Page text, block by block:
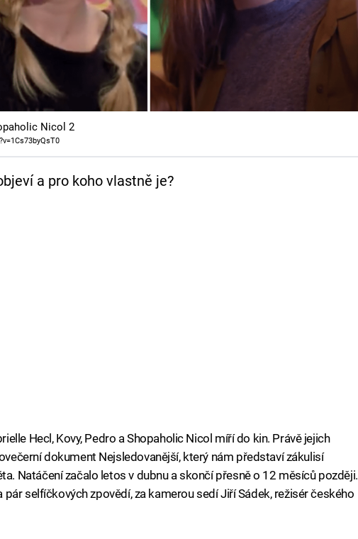
Nicol 2
a pro koho vlastně je?
Hecl, Kovy, Pedro a Shopaholic Nicol míří do kin. Právě jejich
dokument Nejsledovanější, který nám představí zákulisí
Natáčení začalo letos v dubnu a skončí přesně o 12 měsíců později.
pár selfíčkových zpovědí, za kamerou sedí Jiří Sádek, režisér českého